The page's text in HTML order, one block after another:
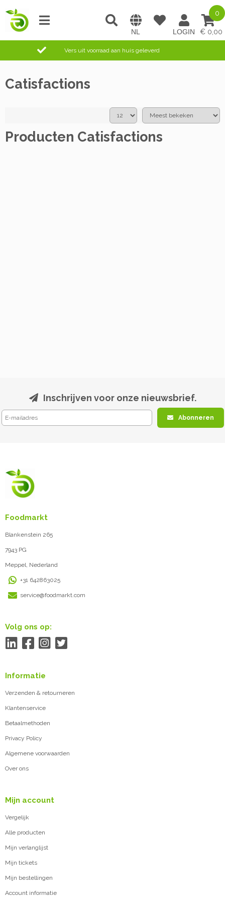
0,00
0
Vers uit voorraad aan huis geleverd
Catisfactions
Producten Catisfactions
Inschrijven voor onze nieuwsbrief.
Abonneren
Foodmarkt
Blankenstein 265
7943 PG
Meppel, Nederland
+31 642863025
service@foodmarkt.com
Volg ons op:
Informatie
Verzenden & retourneren
Klantenservice
Betaalmethoden
Privacy Policy
Algemene voorwaarden
Over ons
Mijn account
Vergelijk
Alle producten
Mijn verlanglijst
Mijn tickets
Mijn bestellingen
Account informatie